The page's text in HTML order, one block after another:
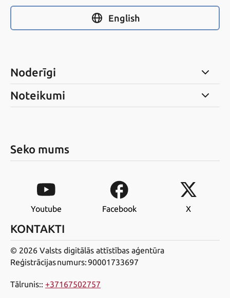
English
Noderīgi
Noteikumi
Seko mums
Youtube Facebook X
KONTAKTI
© 2026 Valsts digitālās attīstības aģentūra
Reģistrācijas numurs: 90001733697
Tālrunis:: +37167502757